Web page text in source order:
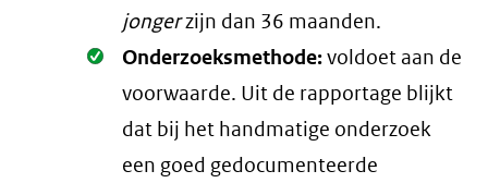
jongerzijn dan 36 maanden.
Oké.
Onderzoeksmethode:voldoet aan de
voorwaarde. Uit de rapportage blijkt
dat bij het handmatige onderzoek
een goed gedocumenteerde